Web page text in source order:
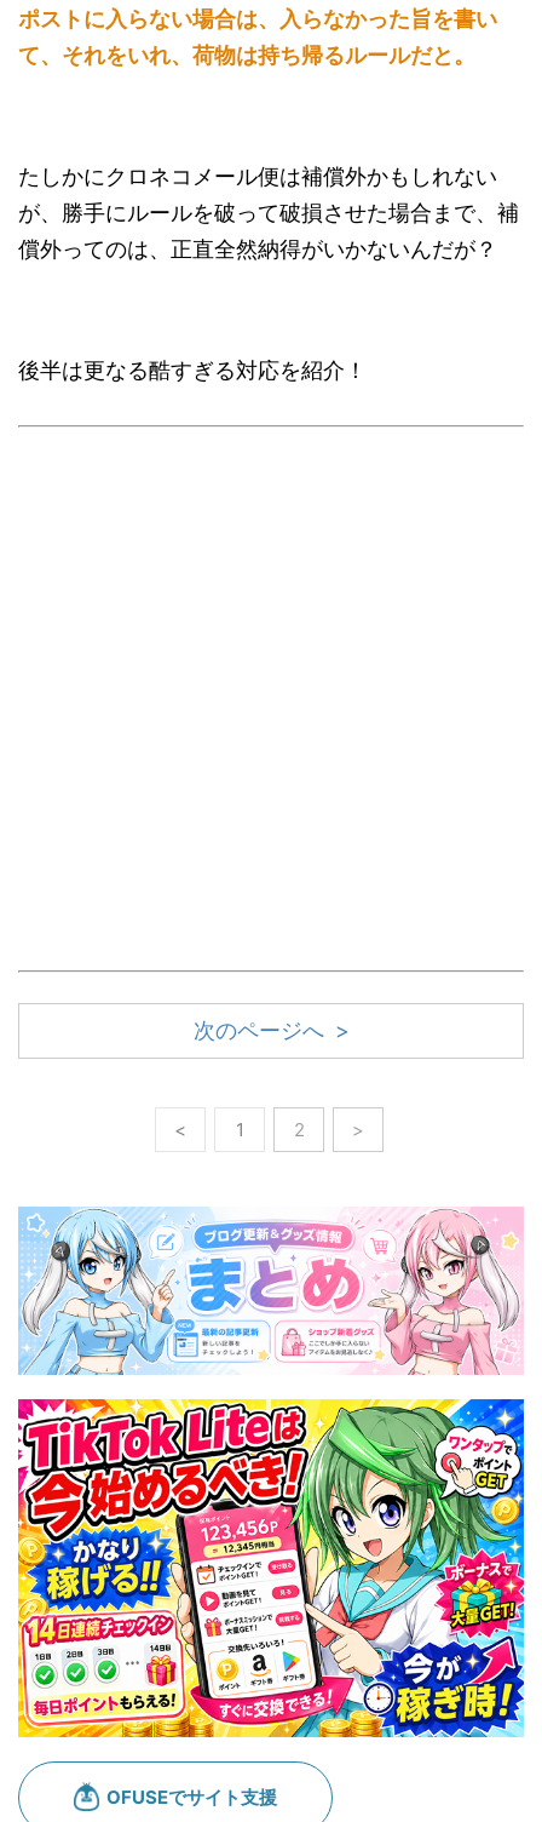
ポストに入らない場合は、入らなかった旨を書い
て、それをいれ、荷物は持ち帰るルールだと。
たしかにクロネコメール便は補償外かもしれない
が、勝手にルールを破って破損させた場合まで、補
償外ってのは、正直全然納得がいかないんだが？
後半は更なる酷すぎる対応を紹介！
次のページへ >
< 1 2 >